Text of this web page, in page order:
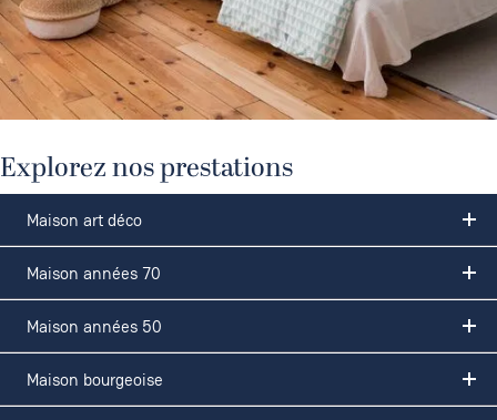
Explorez nos prestations
Maison art déco
Maison années 70
Maison années 50
Maison bourgeoise